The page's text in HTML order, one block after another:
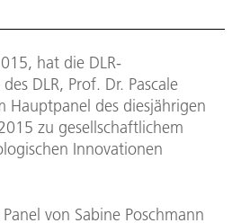
hat die DLR-
DLR, Prof. Dr. Pascale
Hauptpanel des diesjährigen
zu gesellschaftlichem
Innovationen
von Sabine Poschmann